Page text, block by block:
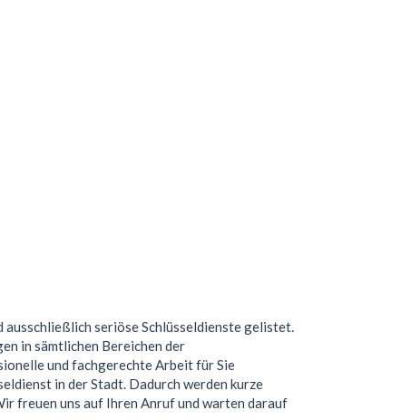
ausschließlich seriöse Schlüsseldienste gelistet.
in sämtlichen Bereichen der
und fachgerechte Arbeit für Sie
in der Stadt. Dadurch werden kurze
freuen uns auf Ihren Anruf und warten darauf